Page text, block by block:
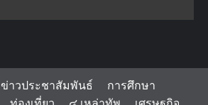
ข่าวประชาสัมพันธ์
การศึกษา